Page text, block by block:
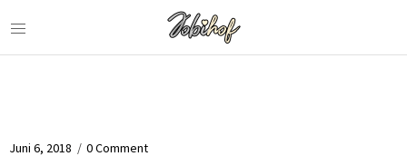
Juni 6, 2018 / 0 Comment